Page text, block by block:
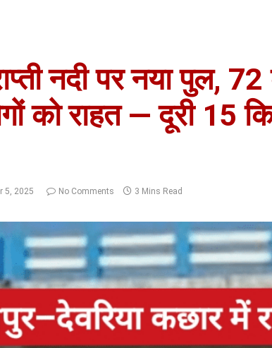
नदी पर नया पुल,
को राहत — दूरी 15
5, 2025 No Comments 3 Mins Read